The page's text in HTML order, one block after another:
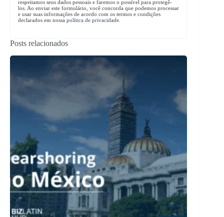
respeitamos seus dados pessoais e faremos o possível para protegê-
los. Ao enviar este formulário, você concorda que podemos processar
e usar suas informações de acordo com os termos e condições
declarados em nossa política de privacidade
Posts relacionados